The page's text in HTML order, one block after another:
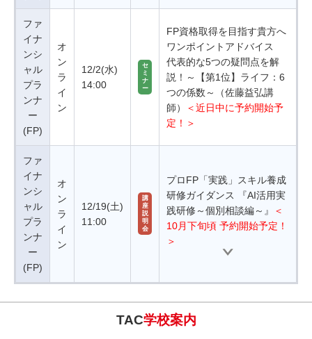
ファ
イナ
ンシ
ャル
プラ
ンナ
ー
(FP)
オ
ン
ラ
イ
ン
12/2(水)
14:00
セ
ミ
ナ
ー
FP資格取得を目指す貴方へ
ワンポイントアドバイス
代表的な5つの疑問点を解
説！～【第1位】ライフ：6
つの係数～（佐藤益弘講
師）
＜近日中に予約開始予
定！＞
ファ
イナ
ンシ
ャル
プラ
ンナ
ー
(FP)
オ
ン
ラ
イ
ン
12/19(土)
11:00
講
座
説
明
会
プロFP「実践」スキル養成
研修ガイダンス 『AI活用実
践研修～個別相談編～』
＜
10月下旬頃 予約開始予定！
＞
TAC学校案内